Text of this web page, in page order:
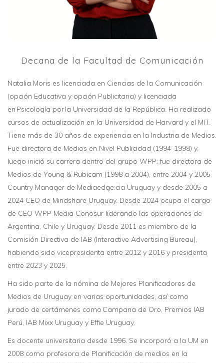
Decana de la Facultad de Comunicación
Natalia Moris es licenciada en Ciencias de la Comunicación
(opción Educativa y opción Publicitaria) y licenciada
en Psicología por la Universidad de la República. Ha realizado
cursos de actualización en la Universidad de Harvard y el MIT.
Tiene más de 30 años de experiencia en la Industria de Medios.
Fue directora de Medios en Nivel Publicidad (1994-1998) y,
luego inició su carrera dentro del grupo WPP: fue directora de
Medios de Young & Rubicam (1998 a 2004), entre 2004 y 2005
Country Manager de Mediaedge:cia Uruguay y desde 2005 a
2024 CEO de Mindshare Uruguay. Desde 2024 ocupa el cargo
de CEO WPP Media Conosur liderando las operaciones de
Argentina, Chile y Uruguay. Desde 2011 es miembro de la
Comisión Directiva de IAB (Interactive Advertising Bureau),
habiendo sido vicepresidenta entre 2012 y 2016 y presidenta
entre 2023 y 2025.
Ha sido parte de la nómina de Mejores Planificadores de
Medios de Uruguay en varias oportunidades, así como
jurado de certámenes como Campana de Oro, Premios IAB
Perú, IAB Mixx Uruguay y Effie Uruguay.
Es docente universitaria desde 1996. Se incorporó a la UM en
2008 como profesora de Planificación de medios en la